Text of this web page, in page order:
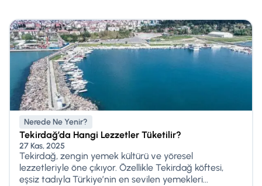
Nerede Ne Yenir?
Tekirdağ’da Hangi Lezzetler Tüketilir?
27 Kas, 2025
Tekirdağ, zengin yemek kültürü ve yöresel
lezzetleriyle öne çıkıyor. Özellikle Tekirdağ köftesi,
eşsiz tadıyla Türkiye’nin en sevilen yemekleri...